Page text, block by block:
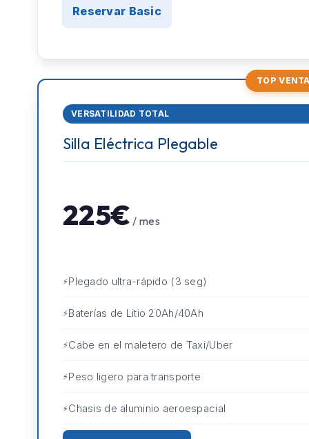
Reservar Basic
TOP
VERSATILIDAD TOTAL
Silla Eléctrica Plegable
225€ / mes
Plegado ultra-rápido (3 seg)
Baterías de Litio 20Ah/40Ah
Cabe en el maletero de Taxi/Uber
Peso ligero para transporte
Chasis de aluminio aeroespacial